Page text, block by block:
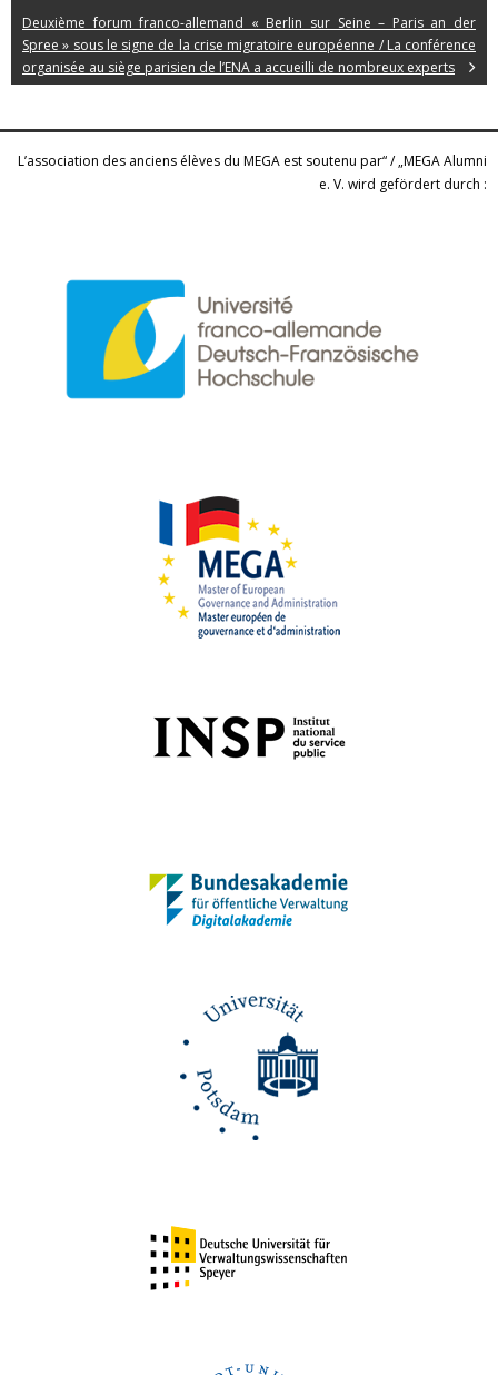
Deuxième forum franco-allemand « Berlin sur Seine – Paris an der
Spree » sous le signe de la crise migratoire européenne / La conférence
organisée au siège parisien de l’ENA a accueilli de nombreux experts
L’association des anciens élèves du MEGA est soutenu par“ / „MEGA Alumni
e. V. wird gefördert durch :